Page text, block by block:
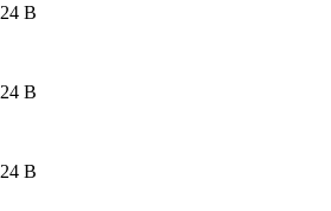
24 В
24 В
24 В